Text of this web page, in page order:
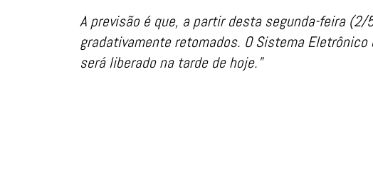
A previsão é que, a partir desta segunda-feira
gradativamente retomados. O Sistema
será liberado na tarde de hoje.”